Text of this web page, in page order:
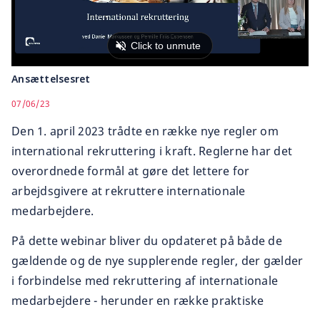
Ansættelsesret
07/06/23
Den 1. april 2023 trådte en række nye regler om
international rekruttering i kraft. Reglerne har det
overordnede formål at gøre det lettere for
arbejdsgivere at rekruttere internationale
medarbejdere.
På dette webinar bliver du opdateret på både de
gældende og de nye supplerende regler, der gælder
i forbindelse med rekruttering af internationale
medarbejdere - herunder en række praktiske